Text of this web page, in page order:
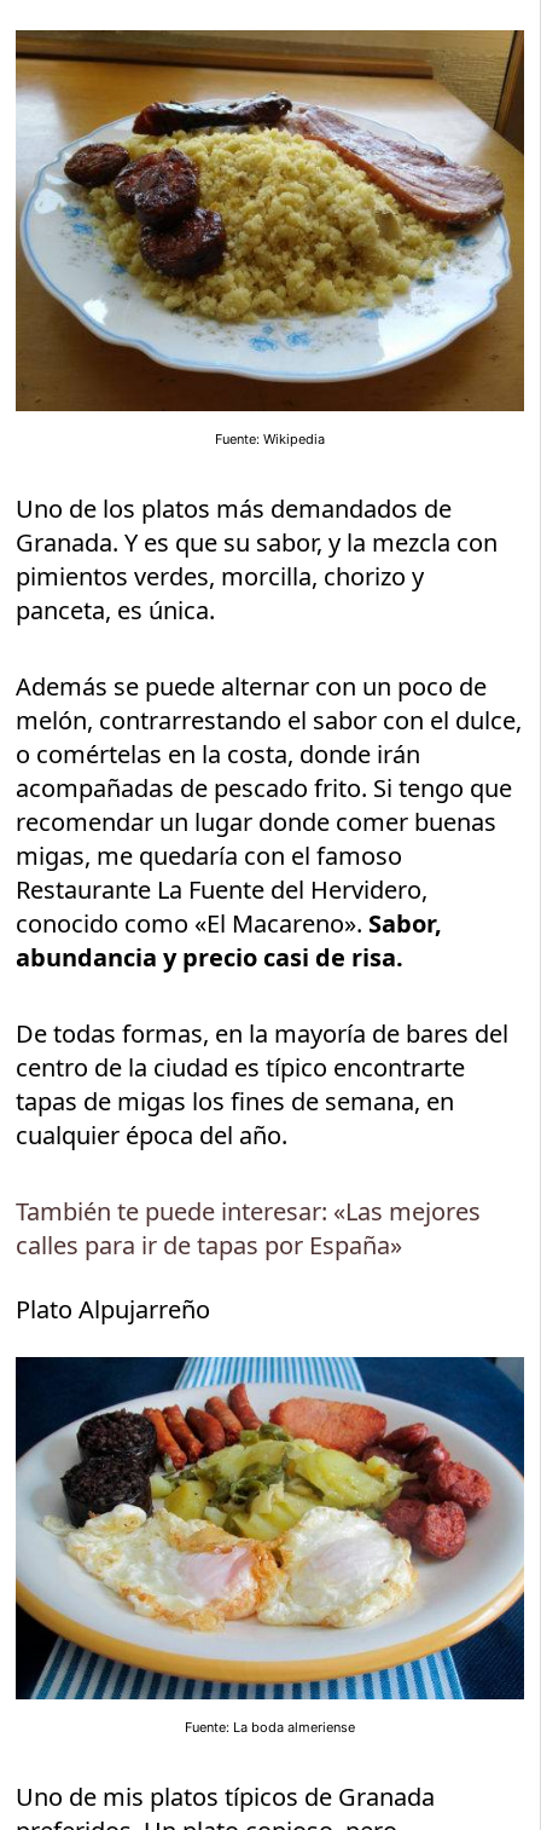
Fuente: Wikipedia
Uno de los platos más demandados de
Granada. Y es que su sabor, y la mezcla con
pimientos verdes, morcilla, chorizo y
panceta, es única.
Además se puede alternar con un poco de
melón, contrarrestando el sabor con el dulce,
o comértelas en la costa, donde irán
acompañadas de pescado frito. Si tengo que
recomendar un lugar donde comer buenas
migas, me quedaría con el famoso
Restaurante La Fuente del Hervidero,
conocido como «El Macareno». Sabor,
abundancia y precio casi de risa.
De todas formas, en la mayoría de bares del
centro de la ciudad es típico encontrarte
tapas de migas los fines de semana, en
cualquier época del año.
También te puede interesar: «Las mejores
calles para ir de tapas por España»
Plato Alpujarreño
Fuente: La boda almeriense
Uno de mis platos típicos de Granada